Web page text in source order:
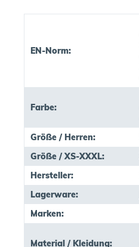
EN-Norm:
Farbe:
Größe / Herren:
Größe / XS-XXXL:
Hersteller:
Lagerware:
Marken:
Material / Kleidung: